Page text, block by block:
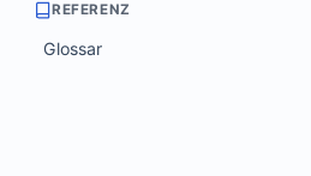
REFERENZ
Glossar